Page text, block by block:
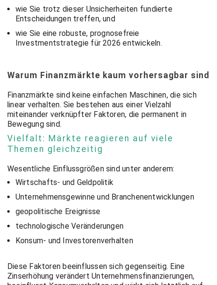
wie Sie trotz dieser Unsicherheiten fundierte
Entscheidungen treffen, und
wie Sie eine robuste, prognosefreie
Investmentstrategie für 2026 entwickeln.
Warum Finanzmärkte kaum vorhersagbar sind
Finanzmärkte sind keine einfachen Maschinen, die sich
linear verhalten. Sie bestehen aus einer Vielzahl
miteinander verknüpfter Faktoren, die permanent in
Bewegung sind.
Vielfalt: Märkte reagieren auf viele
Themen gleichzeitig
Wesentliche Einflussgrößen sind unter anderem:
Wirtschafts- und Geldpolitik
Unternehmensgewinne und Branchenentwicklungen
geopolitische Ereignisse
technologische Veränderungen
Konsum- und Investorenverhalten
Diese Faktoren beeinflussen sich gegenseitig. Eine
Zinserhöhung verändert Unternehmensfinanzierungen,